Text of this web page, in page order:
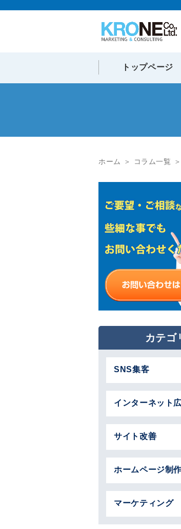
トップページ
ホーム コラム一覧
カテゴ
SNS集客
インターネット
サイト改善
ホームページ制
マーケティング